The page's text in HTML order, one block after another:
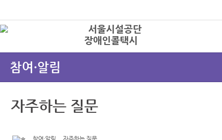
장애인콜택시
참여·알림
자주하는 질문
참여·알림 자주하는 질문